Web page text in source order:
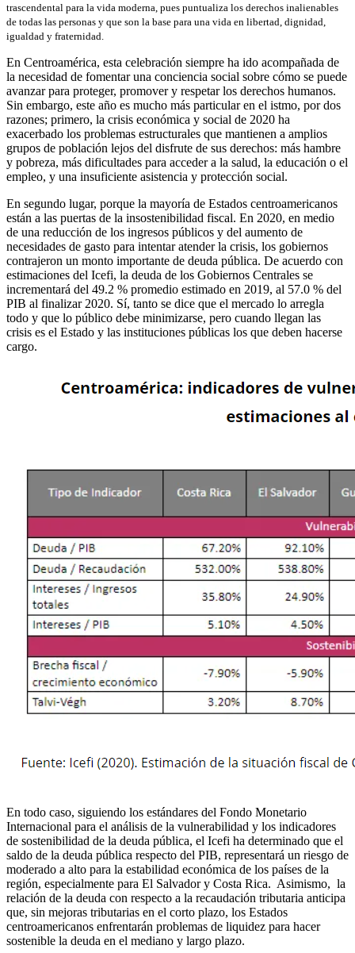
trascendental para la vida moderna, pues puntualiza los derechos inalienables
de todas las personas y que son la base para una vida en libertad, dignidad,
igualdad y fraternidad.
En Centroamérica, esta celebración siempre ha ido acompañada de
la necesidad de fomentar una conciencia social sobre cómo se puede
avanzar para proteger, promover y respetar los derechos humanos.
Sin embargo, este año es mucho más particular en el istmo, por dos
razones; primero, la crisis económica y social de 2020 ha
exacerbado los problemas estructurales que mantienen a amplios
grupos de población lejos del disfrute de sus derechos: más hambre
y pobreza, más dificultades para acceder a la salud, la educación o el
empleo, y una insuficiente asistencia y protección social.
En segundo lugar, porque la mayoría de Estados centroamericanos
están a las puertas de la insostenibilidad fiscal. En 2020, en medio
de una reducción de los ingresos públicos y del aumento de
necesidades de gasto para intentar atender la crisis, los gobiernos
contrajeron un monto importante de deuda pública. De acuerdo con
estimaciones del Icefi, la deuda de los Gobiernos Centrales se
incrementará del 49.2 % promedio estimado en 2019, al 57.0 % del
PIB al finalizar 2020. Sí, tanto se dice que el mercado lo arregla
todo y que lo público debe minimizarse, pero cuando llegan las
crisis es el Estado y las instituciones públicas los que deben hacerse
cargo.
En todo caso, siguiendo los estándares del Fondo Monetario
Internacional para el análisis de la vulnerabilidad y los indicadores
de sostenibilidad de la deuda pública, el Icefi ha determinado que el
saldo de la deuda pública respecto del PIB, representará un riesgo de
moderado a alto para la estabilidad económica de los países de la
región, especialmente para El Salvador y Costa Rica. Asimismo, la
relación de la deuda con respecto a la recaudación tributaria anticipa
que, sin mejoras tributarias en el corto plazo, los Estados
centroamericanos enfrentarán problemas de liquidez para hacer
sostenible la deuda en el mediano y largo plazo.